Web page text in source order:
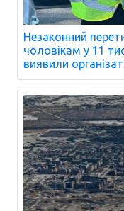
Незаконний
чоловікам у 11
виявили